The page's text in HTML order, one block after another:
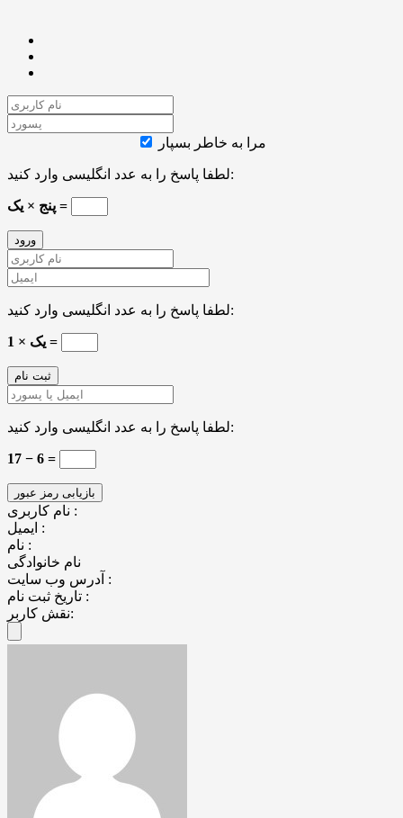
مرا به خاطر بسپار
لطفا پاسخ را به عدد انگلیسی وارد کنید:
پنج × یک =
لطفا پاسخ را به عدد انگلیسی وارد کنید:
یک × 1 =
لطفا پاسخ را به عدد انگلیسی وارد کنید:
17 − 6 =
نام کاربری :
ایمیل :
نام :
نام خانوادگی
آدرس وب سایت :
تاریخ ثبت نام :
نقش کاربر: